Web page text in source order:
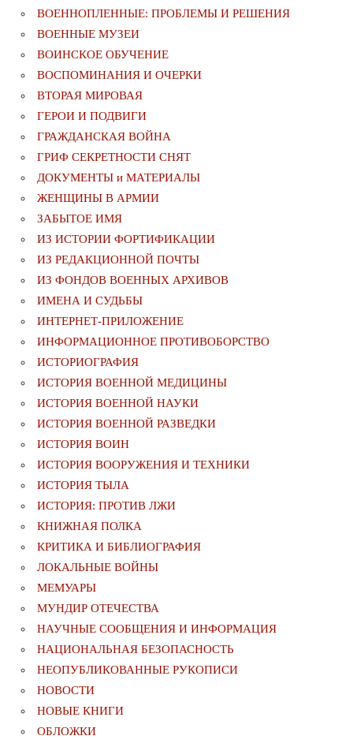
ВОЕННОПЛЕННЫЕ: ПРОБЛЕМЫ И РЕШЕНИЯ
ВОЕННЫЕ МУЗЕИ
ВОИНСКОЕ ОБУЧЕНИЕ
ВОСПОМИНАНИЯ И ОЧЕРКИ
ВТОРАЯ МИРОВАЯ
ГЕРОИ И ПОДВИГИ
ГРАЖДАНСКАЯ ВОЙНА
ГРИФ СЕКРЕТНОСТИ СНЯТ
ДОКУМЕНТЫ и МАТЕРИАЛЫ
ЖЕНЩИНЫ В АРМИИ
ЗАБЫТОЕ ИМЯ
ИЗ ИСТОРИИ ФОРТИФИКАЦИИ
ИЗ РЕДАКЦИОННОЙ ПОЧТЫ
ИЗ ФОНДОВ ВОЕННЫХ АРХИВОВ
ИМЕНА И СУДЬБЫ
ИНТЕРНЕТ-ПРИЛОЖЕНИЕ
ИНФОРМАЦИОННОЕ ПРОТИВОБОРСТВО
ИСТОРИОГРАФИЯ
ИСТОРИЯ ВОЕННОЙ МЕДИЦИНЫ
ИСТОРИЯ ВОЕННОЙ НАУКИ
ИСТОРИЯ ВОЕННОЙ РАЗВЕДКИ
ИСТОРИЯ ВОИН
ИСТОРИЯ ВООРУЖЕНИЯ И ТЕХНИКИ
ИСТОРИЯ ТЫЛА
ИСТОРИЯ: ПРОТИВ ЛЖИ
КНИЖНАЯ ПОЛКА
КРИТИКА И БИБЛИОГРАФИЯ
ЛОКАЛЬНЫЕ ВОЙНЫ
МЕМУАРЫ
МУНДИР ОТЕЧЕСТВА
НАУЧНЫЕ СООБЩЕНИЯ И ИНФОРМАЦИЯ
НАЦИОНАЛЬНАЯ БЕЗОПАСНОСТЬ
НЕОПУБЛИКОВАННЫЕ РУКОПИСИ
НОВОСТИ
НОВЫЕ КНИГИ
ОБЛОЖКИ